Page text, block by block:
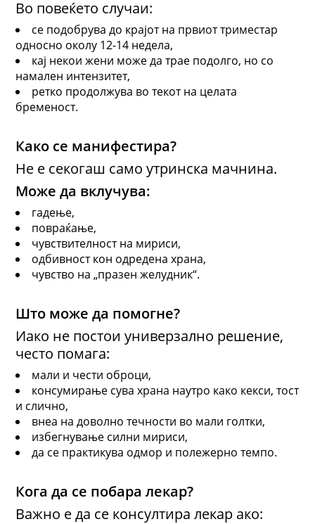
Во повеќето случаи:
се подобрува до крајот на првиот триместар
односно околу 12-14 недела,
кај некои жени може да трае подолго, но со
намален интензитет,
ретко продолжува во текот на целата
бременост.
Како се манифестира?
Не е секогаш само утринска мачнина.
Може да вклучува:
гадење,
повраќање,
чувствителност на мириси,
одбивност кон одредена храна,
чувство на „празен желудник“.
Што може да помогне?
Иако не постои универзално решение,
често помага:
мали и чести оброци,
консумирање сува храна наутро како кекси, тост
и слично,
внеа на доволно течности во мали голтки,
избегнување силни мириси,
да се практикува одмор и полежерно темпо.
Кога да се побара лекар?
Важно е да се консултира лекар ако: